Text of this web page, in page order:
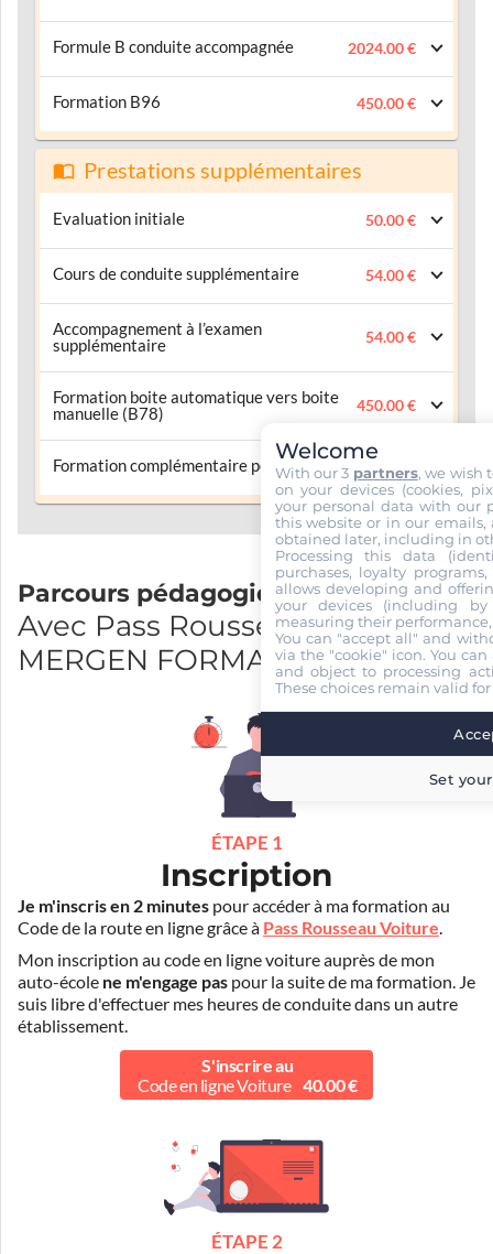
Formule B conduite accompagnée 2024.00 €
Formation B96 450.00 €
Prestations supplémentaires
Evaluation initiale 50.00 €
Cours de conduite supplémentaire 54.00 €
Accompagnement à l’examen
supplémentaire
54.00 €
Formation boite automatique vers boite
manuelle (B78)
450.00 €
Formation complémentaire post-permis 150.00 €
Parcours pédagogique
Avec Pass Rousseau et
MERGEN FORMATIONS
ÉTAPE 1
Inscription
Je m'inscris en 2 minutes pour accéder à ma formation au
Code de la route en ligne grâce à Pass Rousseau Voiture
Mon inscription au code en ligne voiture auprès de mon
auto-école ne m'engage pas pour la suite de ma formation. Je
suis libre d'effectuer mes heures de conduite dans un autre
établissement.
S'inscrire au
Code en ligne Voiture 40.00 €
ÉTAPE 2
Welcome
With our 3 partners, we wish
on your devices (cookies,
your personal data with our
this website or in our emails,
obtained later, including in
Processing this data
purchases, loyalty
allows developing and
your devices (including
measuring their
You can "accept all" and
via the "cookie" icon. You
and object to processing
These choices remain valid
Set